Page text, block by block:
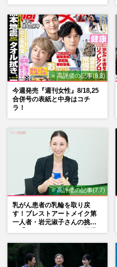
⭐ 高評価の記事(8.3)
今週発売『週刊女性』8/18,25
合併号の表紙と中身はコチ
ラ！
⭐ 高評価の記事(7.7)
乳がん患者の乳輪を取り戻
す！ブレストアートメイク第
一人者・岩元淑子さんの挑戦